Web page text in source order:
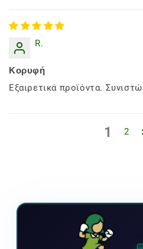
R.
Κορυφή
Εξαιρετικά προϊόντα.
1 2